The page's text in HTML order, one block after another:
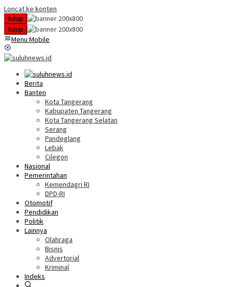
Loncat ke konten
tutup
tutup
Menu Mobile
Berita
Banten
Kota Tangerang
Kabupaten Tangerang
Kota Tangerang Selatan
Serang
Pandeglang
Lebak
Cilegon
Nasional
Pemerintahan
Kemendagri RI
DPD-RI
Otomotif
Pendidikan
Politik
Lainnya
Olahraga
Bisnis
Advertorial
Kriminal
Indeks